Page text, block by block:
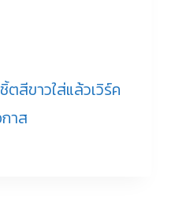
ตสีขาวใส่แล้วเวิร์ค
าส